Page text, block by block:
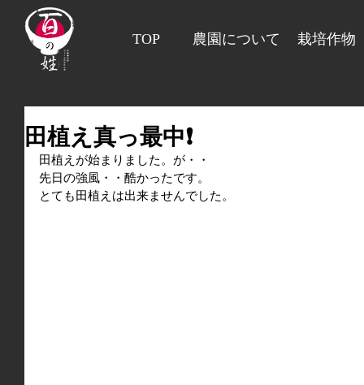
TOP 農園について 栽培作物
田植え真っ最中❗
田植えが始まりました。が・・
先日の強風・・酷かったです。
とても田植えは出来ませんでした。